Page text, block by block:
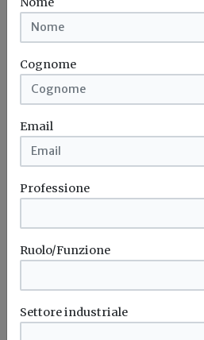
Partecipazioni entro ottobre 2016
Cognome
Email
Professione
Ruolo/Funzione
Settore industriale